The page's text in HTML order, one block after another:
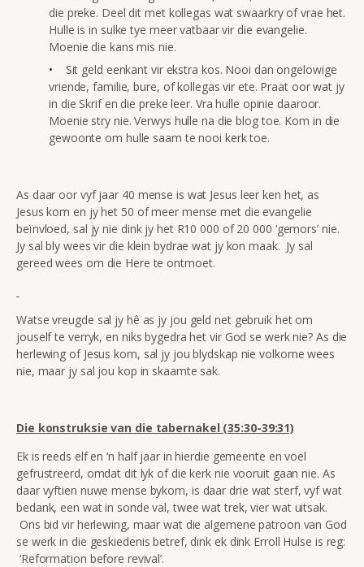
die preke. Deel dit met kollegas wat swaarkry of vrae het.
Hulle is in sulke tye meer vatbaar vir die evangelie.
Moenie die kans mis nie.
Sit geld eenkant vir ekstra kos. Nooi dan ongelowige
vriende, familie, bure, of kollegas vir ete. Praat oor wat jy
in die Skrif en die preke leer. Vra hulle opinie daaroor.
Moenie stry nie. Verwys hulle na die blog toe. Kom in die
gewoonte om hulle saam te nooi kerk toe.
As daar oor vyf jaar 40 mense is wat Jesus leer ken het, as
Jesus kom en jy het 50 of meer mense met die evangelie
beïnvloed, sal jy nie dink jy het R10 000 of 20 000 ‘gemors’ nie.
Jy sal bly wees vir die klein bydrae wat jy kon maak. Jy sal
gereed wees om die Here te ontmoet.
Watse vreugde sal jy hê as jy jou geld net gebruik het om
jouself te verryk, en niks bygedra het vir God se werk nie? As die
herlewing of Jesus kom, sal jy jou blydskap nie volkome wees
nie, maar jy sal jou kop in skaamte sak.
Die konstruksie van die tabernakel (35:30-39:31)
Ek is reeds elf en ‘n half jaar in hierdie gemeente en voel
gefrustreerd, omdat dit lyk of die kerk nie vooruit gaan nie. As
daar vyftien nuwe mense bykom, is daar drie wat sterf, vyf wat
bedank, een wat in sonde val, twee wat trek, vier wat uitsak.
Ons bid vir herlewing, maar wat die algemene patroon van God
se werk in die geskiedenis betref, dink ek dink Erroll Hulse is reg:
‘Reformation before revival’.